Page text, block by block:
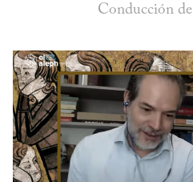
Conducción de